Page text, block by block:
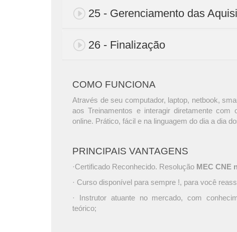
25 - Gerenciamento das
26 - Finalização
COMO FUNCIONA
Através de seu computador, laptop, netbook,
aos Treinamentos e interagir diretamente com
online. Prático, fácil e na linguagem do dia a dia
PRINCIPAIS VANTAGENS
·Certificado Reconhecido. Resolução MEC CNE
· Curso disponível para sempre !, para você
· Instrutor atuante no mercado, com
teórico;